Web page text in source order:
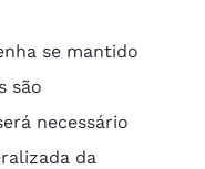
se mantido
são
necessário
da